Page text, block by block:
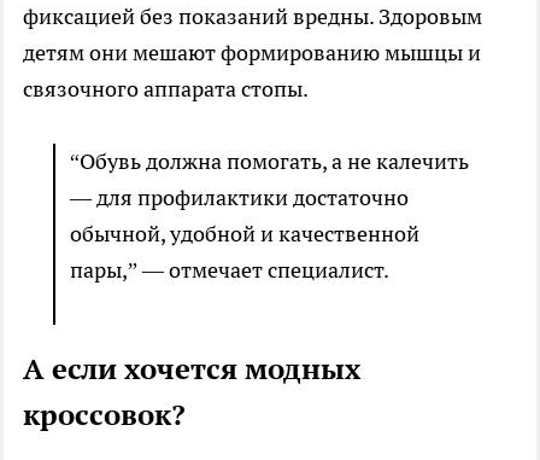
фиксацией без показаний вредны. Здоровым
детям они мешают формированию мышцы и
связочного аппарата стопы.
“Обувь должна помогать, а не калечить
— для профилактики достаточно
обычной, удобной и качественной
пары,” — отмечает специалист.
А если хочется модных
кроссовок?